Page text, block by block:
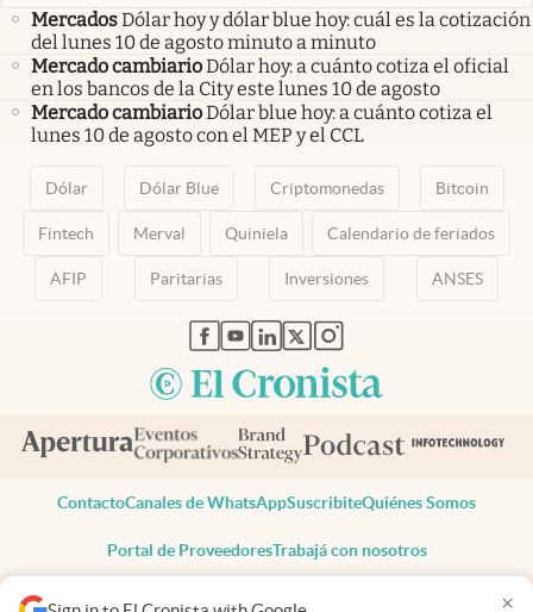
×
MercadosDólar hoy y dólar blue hoy: cuál es la cotización
del lunes 10 de agosto minuto a minuto
Mercado cambiarioDólar hoy: a cuánto cotiza el oficial
en los bancos de la City este lunes 10 de agosto
Mercado cambiarioDólar blue hoy: a cuánto cotiza el
lunes 10 de agosto con el MEP y el CCL
Dólar Dólar Blue Criptomonedas Bitcoin
Fintech Merval Quiniela Calendario de feriados
AFIP Paritarias Inversiones ANSES
abre en nueva pestaña
abre en nueva pestaña
abre en nueva pestaña
abre en nueva pestaña
abre en nueva pestaña
ContactoCanales de WhatsAppSuscribiteQuiénes Somos
Portal de ProveedoresTrabajá con nosotros